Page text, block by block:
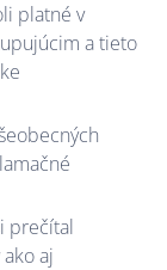
platné v
a tieto
prečítal
aj